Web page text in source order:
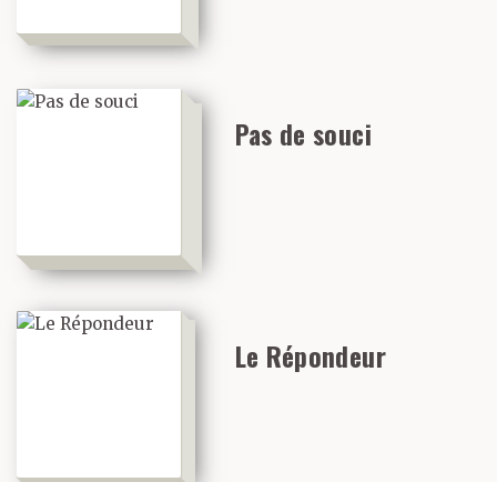
Pas de souci
Le Répondeur